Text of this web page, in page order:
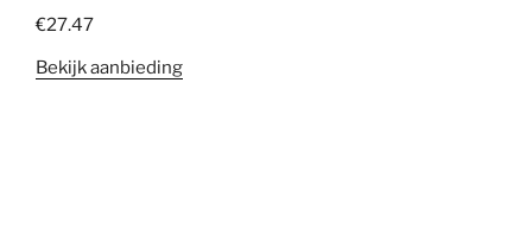
€27.47
Bekijk aanbieding